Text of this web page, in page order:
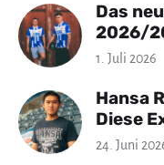
Das
2026/
1. Juli 2026
Hansa
Diese
24. Juni